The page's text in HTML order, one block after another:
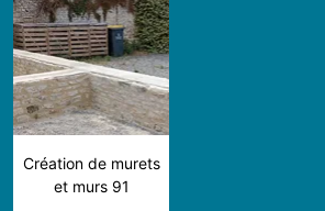
Création de murets
et murs 91